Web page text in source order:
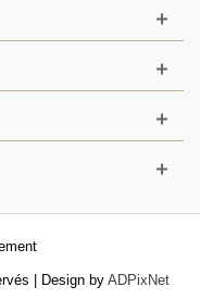
| Design by ADPixNet